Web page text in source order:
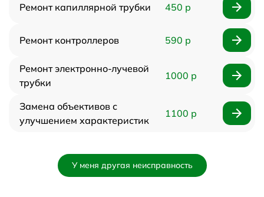
Ремонт капиллярной трубки 450 р
Ремонт контроллеров 590 р
Ремонт электронно-лучевой
трубки
1000 р
Замена объективов с
улучшением характеристик
1100 р
У меня другая неисправность